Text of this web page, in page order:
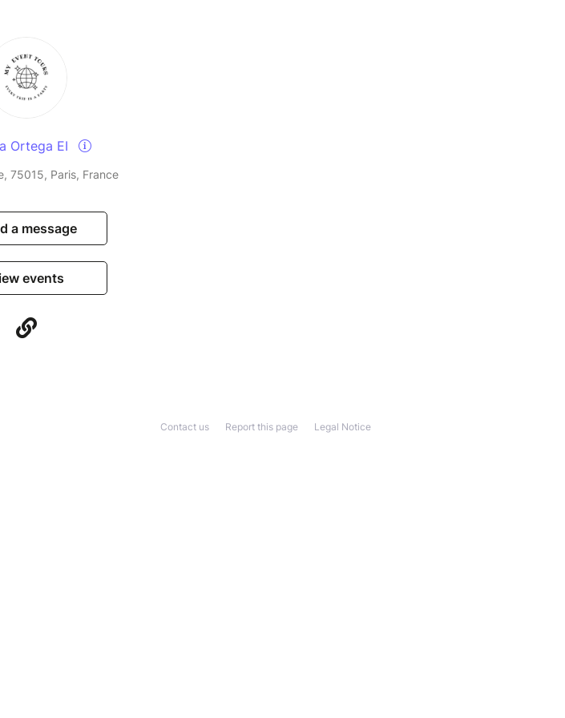
Ortega EI
75015, Paris, France
a message
events
Legal Notice
Report this page
Contact us